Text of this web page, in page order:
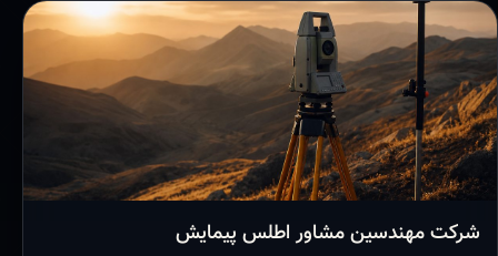
شرکت مهندسین مشاور اطلس پیمایش